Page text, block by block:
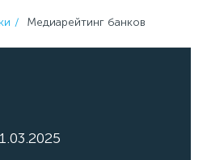
Медиарейтинг банков